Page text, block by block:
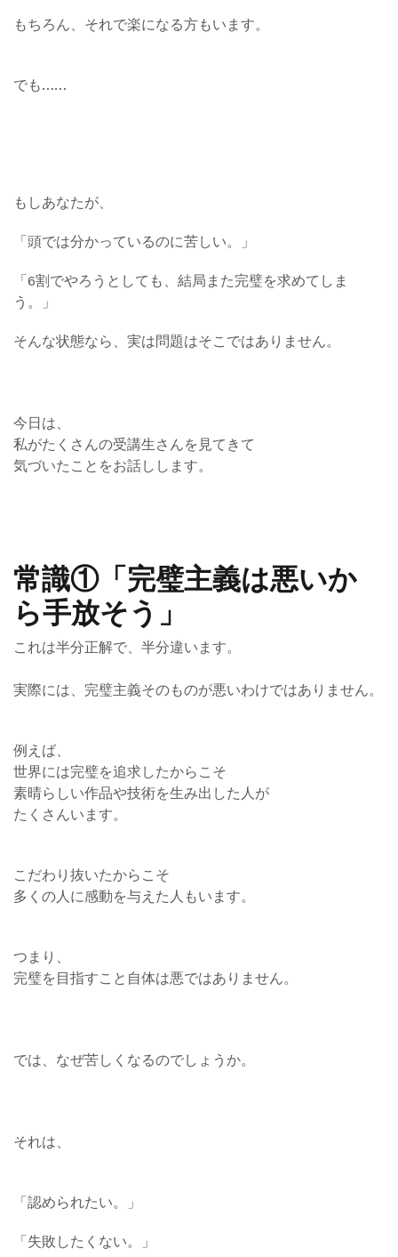
もちろん、それで楽になる方もいます。
でも……
もしあなたが、
「頭では分かっているのに苦しい。」
「6割でやろうとしても、結局また完璧を求めてしま
う。」
そんな状態なら、実は問題はそこではありません。
今日は、
私がたくさんの受講生さんを見てきて
気づいたことをお話しします。
常識①「完璧主義は悪いか
ら手放そう」
これは半分正解で、半分違います。
実際には、完璧主義そのものが悪いわけではありません。
例えば、
世界には完璧を追求したからこそ
素晴らしい作品や技術を生み出した人が
たくさんいます。
こだわり抜いたからこそ
多くの人に感動を与えた人もいます。
つまり、
完璧を目指すこと自体は悪ではありません。
では、なぜ苦しくなるのでしょうか。
それは、
「認められたい。」
「失敗したくない。」